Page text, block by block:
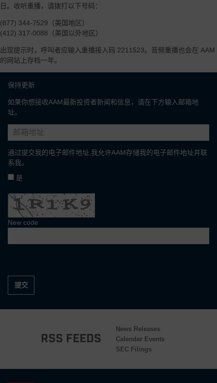
日。收听重播，请拨打以下号码：
(877) 344-7529（美国地区）
(412) 317-0088（美国以外地区）
出现提示时，呼叫者应输入重播接入码 2211523。音频重播也会在 AAM
的网站上存档一年。
保持更新
如果你想接收AAM最新投资者新闻和信息，请在下方输入邮箱地
址。
通过提交我的电子邮件地址,我允许AAM存储我的电子邮件地址并联
系我。
是
New code
提交
RSS Feeds
News Releases
Calendar Events
SEC Filings